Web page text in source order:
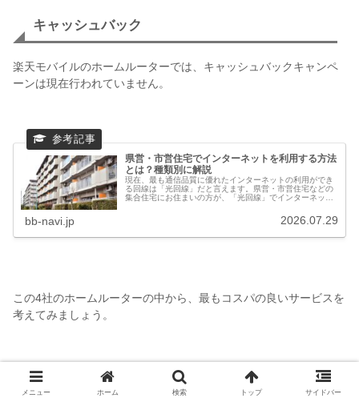
キャッシュバック
楽天モバイルのホームルーターでは、キャッシュバックキャンペ
ーンは現在行われていません。
県営・市営住宅でインターネットを利用する方法
とは？種類別に解説
現在、最も通信品質に優れたインターネットの利用ができ
る回線は「光回線」だと言えます。県営・市営住宅などの
集合住宅にお住まいの方が、「光回線」でインターネット
bb-navi.jp 2026.07.29
この4社のホームルーターの中から、最もコスパの良いサービスを
考えてみましょう。
メニュー ホーム 検索 トップ サイドバー